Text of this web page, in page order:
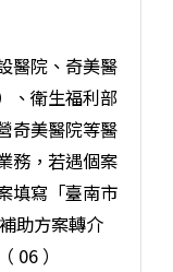
醫院、奇美醫
、衛生福利部
奇美醫院等醫
務，若遇個案
填寫「臺南市
助方案轉介
06 ）